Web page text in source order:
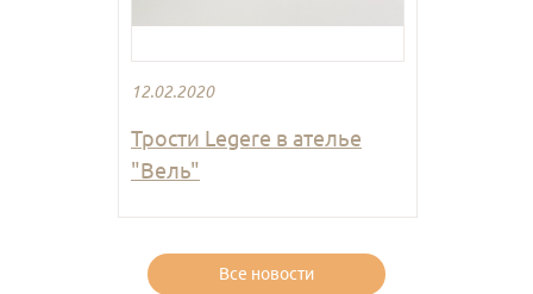
12.02.2020
Трости Legere в ателье
"Вель"
Все новости